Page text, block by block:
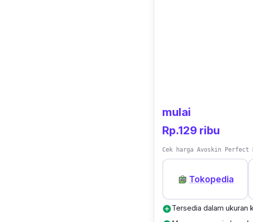
jerawatku semakin
mulai
Rp.129 ribu
Cek harga Avoskin
Tokopedia
add_circleTersedia dalam ukuran